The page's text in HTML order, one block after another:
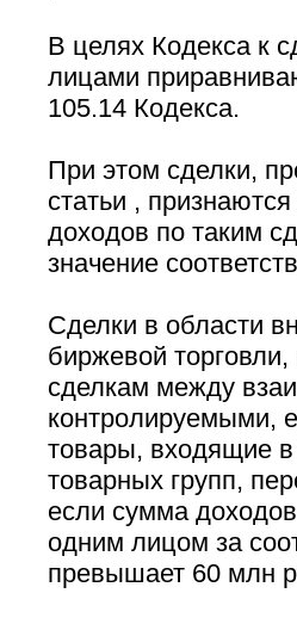
В целях Кодекса к
лицами
105.14 Кодекса.
При этом сделки,
статьи ,
доходов по таким
значение
Сделки в области
биржевой
сделкам между
контролируемыми,
товары, входящие в
товарных групп,
если сумма
одним лицом за
превышает 60 млн